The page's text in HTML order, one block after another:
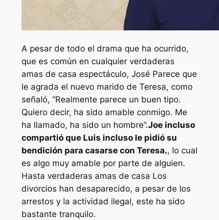
A pesar de todo el drama que ha ocurrido,
que es común en cualquier verdaderas
amas de casa espectáculo, José Parece que
le agrada el nuevo marido de Teresa, como
señaló, “Realmente parece un buen tipo.
Quiero decir, ha sido amable conmigo. Me
ha llamado, ha sido un hombre”.Joe incluso
compartió que Luis incluso le pidió su
bendición para casarse con Teresa., lo cual
es algo muy amable por parte de alguien.
Hasta verdaderas amas de casa Los
divorcios han desaparecido, a pesar de los
arrestos y la actividad ilegal, este ha sido
bastante tranquilo.